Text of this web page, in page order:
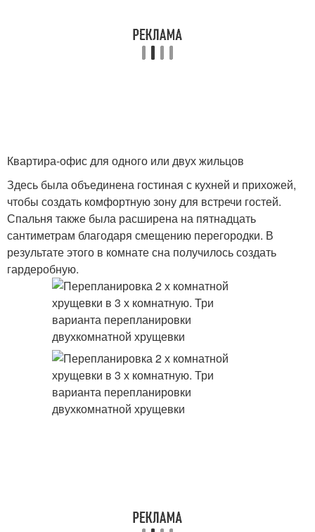
Квартира-офис для одного или двух жильцов
Здесь была объединена гостиная с кухней и прихожей,
чтобы создать комфортную зону для встречи гостей.
Спальня также была расширена на пятнадцать
сантиметрам благодаря смещению перегородки. В
результате этого в комнате сна получилось создать
гардеробную.